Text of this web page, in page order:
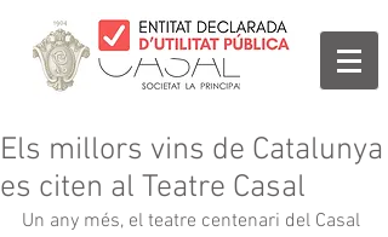
Els millors vins de Catalunya
es citen al Teatre Casal
Un any més, el teatre centenari del Casal